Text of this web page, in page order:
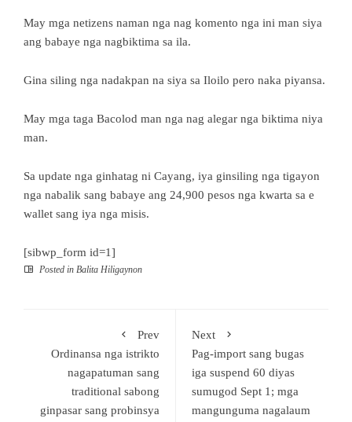
May mga netizens naman nga nag komento nga ini man siya
ang babaye nga nagbiktima sa ila.
Gina siling nga nadakpan na siya sa Iloilo pero naka piyansa.
May mga taga Bacolod man nga nag alegar nga biktima niya
man.
Sa update nga ginhatag ni Cayang, iya ginsiling nga tigayon
nga nabalik sang babaye ang 24,900 pesos nga kwarta sa e
wallet sang iya nga misis.
[sibwp_form id=1]
Posted in Balita Hiligaynon
Prev
Ordinansa nga istrikto
nagapatuman sang
traditional sabong
ginpasar sang probinsya
Next
Pag-import sang bugas
iga suspend 60 diyas
sumugod Sept 1; mga
mangunguma nagalaum